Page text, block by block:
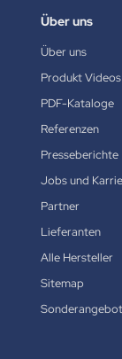
Über uns
Über uns
Produkt Videos
PDF-Kataloge
Referenzen
Presseberichte
Jobs und
Partner
Lieferanten
Alle Hersteller
Sitemap